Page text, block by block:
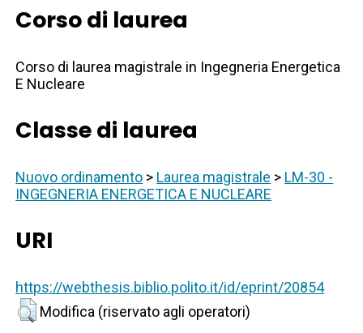
Corso di laurea
Corso di laurea magistrale in Ingegneria Energetica
E Nucleare
Classe di laurea
Nuovo ordinamento > Laurea magistrale > LM-30 -
INGEGNERIA ENERGETICA E NUCLEARE
URI
https://webthesis.biblio.polito.it/id/eprint/20854
Modifica (riservato agli operatori)